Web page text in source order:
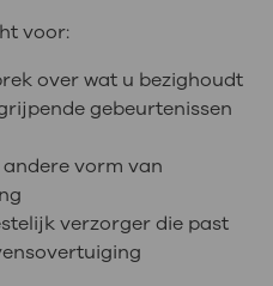
voor:
over wat u bezighoudt
gebeurtenissen
vorm van
verzorger die past